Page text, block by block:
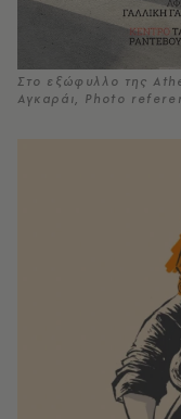
Στο εξώφυλλο της
Αγκαράι, Photo